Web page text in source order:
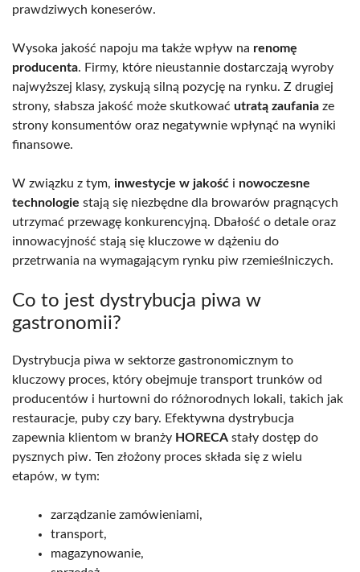
prawdziwych koneserów.
Wysoka jakość napoju ma także wpływ na renomę
producenta. Firmy, które nieustannie dostarczają wyroby
najwyższej klasy, zyskują silną pozycję na rynku. Z drugiej
strony, słabsza jakość może skutkować utratą zaufania ze
strony konsumentów oraz negatywnie wpłynąć na wyniki
finansowe.
W związku z tym, inwestycje w jakość i nowoczesne
technologie stają się niezbędne dla browarów pragnących
utrzymać przewagę konkurencyjną. Dbałość o detale oraz
innowacyjność stają się kluczowe w dążeniu do
przetrwania na wymagającym rynku piw rzemieślniczych.
Co to jest dystrybucja piwa w
gastronomii?
Dystrybucja piwa w sektorze gastronomicznym to
kluczowy proces, który obejmuje transport trunków od
producentów i hurtowni do różnorodnych lokali, takich jak
restauracje, puby czy bary. Efektywna dystrybucja
zapewnia klientom w branży HORECA stały dostęp do
pysznych piw. Ten złożony proces składa się z wielu
etapów, w tym:
zarządzanie zamówieniami,
transport,
magazynowanie,